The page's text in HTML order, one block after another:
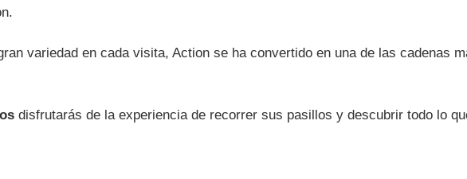
variedad en cada visita, Action se ha convertido en una de las cadenas
disfrutarás de la experiencia de recorrer sus pasillos y descubrir todo lo